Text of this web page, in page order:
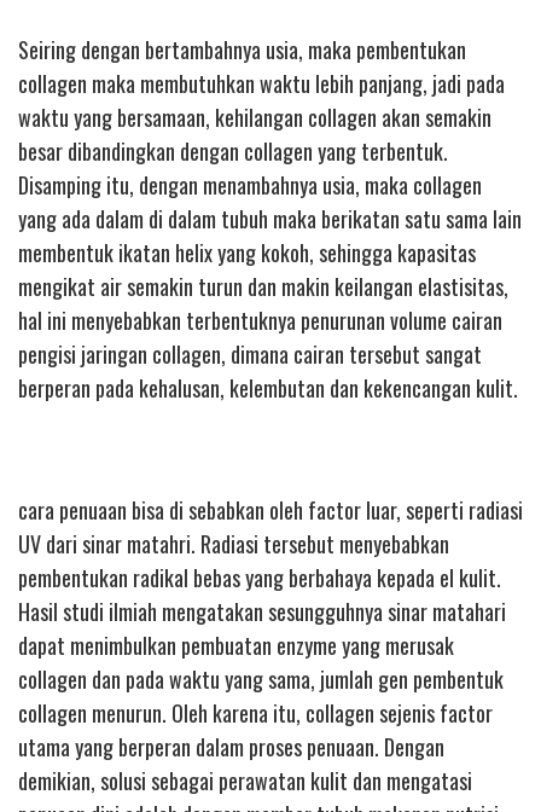
Seiring dengan bertambahnya usia, maka pembentukan
collagen maka membutuhkan waktu lebih panjang, jadi pada
waktu yang bersamaan, kehilangan collagen akan semakin
besar dibandingkan dengan collagen yang terbentuk.
Disamping itu, dengan menambahnya usia, maka collagen
yang ada dalam di dalam tubuh maka berikatan satu sama lain
membentuk ikatan helix yang kokoh, sehingga kapasitas
mengikat air semakin turun dan makin keilangan elastisitas,
hal ini menyebabkan terbentuknya penurunan volume cairan
pengisi jaringan collagen, dimana cairan tersebut sangat
berperan pada kehalusan, kelembutan dan kekencangan kulit.
cara penuaan bisa di sebabkan oleh factor luar, seperti radiasi
UV dari sinar matahri. Radiasi tersebut menyebabkan
pembentukan radikal bebas yang berbahaya kepada el kulit.
Hasil studi ilmiah mengatakan sesungguhnya sinar matahari
dapat menimbulkan pembuatan enzyme yang merusak
collagen dan pada waktu yang sama, jumlah gen pembentuk
collagen menurun. Oleh karena itu, collagen sejenis factor
utama yang berperan dalam proses penuaan. Dengan
demikian, solusi sebagai perawatan kulit dan mengatasi